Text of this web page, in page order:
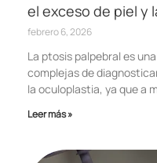
el exceso de piel y
febrero 6, 2026
La ptosis palpebral es
complejas de
la oculoplastia, ya que a
Leer más »